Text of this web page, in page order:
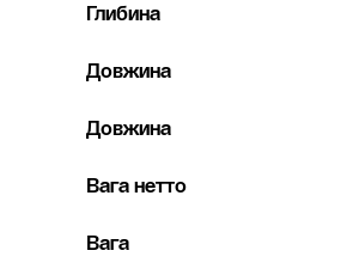
Глибина
Довжина
Довжина
Вага нетто
Вага